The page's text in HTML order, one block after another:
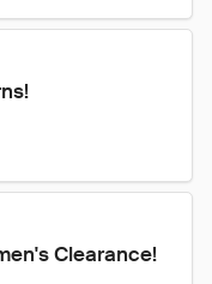
Clearance!